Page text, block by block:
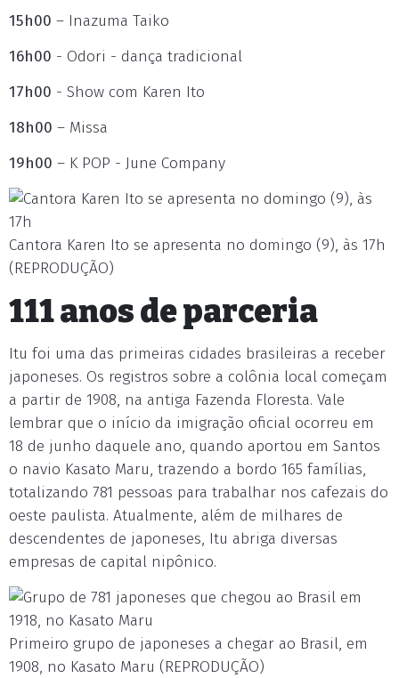
15h00 – Inazuma Taiko
16h00 - Odori - dança tradicional
17h00 - Show com Karen Ito
18h00 – Missa
19h00 – K POP - June Company
Cantora Karen Ito se apresenta no domingo (9), às 17h
(REPRODUÇÃO)
111 anos de parceria
Itu foi uma das primeiras cidades brasileiras a receber
japoneses. Os registros sobre a colônia local começam
a partir de 1908, na antiga Fazenda Floresta. Vale
lembrar que o início da imigração oficial ocorreu em
18 de junho daquele ano, quando aportou em Santos
o navio Kasato Maru, trazendo a bordo 165 famílias,
totalizando 781 pessoas para trabalhar nos cafezais do
oeste paulista. Atualmente, além de milhares de
descendentes de japoneses, Itu abriga diversas
empresas de capital nipônico.
Primeiro grupo de japoneses a chegar ao Brasil, em
1908, no Kasato Maru (REPRODUÇÃO)